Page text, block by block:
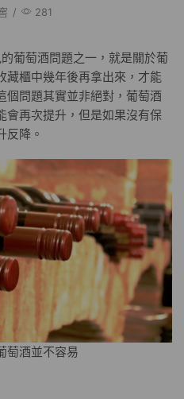
/ 281
的葡萄酒問題之一，就是關於葡
藏櫃中幾年後再拿出來，才能
個問題其實並非絕對，葡萄酒
會再次提升，但是如果沒有保
反降。
萄酒並不容易